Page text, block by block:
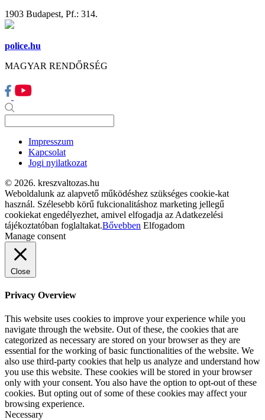
1903 Budapest, Pf.: 314.
police.hu
MAGYAR RENDŐRSÉG
Impresszum
Kapcsolat
Jogi nyilatkozat
© 2026. kreszvaltozas.hu
Weboldalunk az alapvető működéshez szükséges cookie-kat
használ. Szélesebb körű fukcionalitáshoz marketing jellegű
cookiekat engedélyezhet, amivel elfogadja az Adatkezelési
tájékoztatóban foglaltakat.Bővebben Elfogadom
Manage consent
Close
Privacy Overview
This website uses cookies to improve your experience while you
navigate through the website. Out of these, the cookies that are
categorized as necessary are stored on your browser as they are
essential for the working of basic functionalities of the website. We
also use third-party cookies that help us analyze and understand how
you use this website. These cookies will be stored in your browser
only with your consent. You also have the option to opt-out of these
cookies. But opting out of some of these cookies may affect your
browsing experience.
Necessary